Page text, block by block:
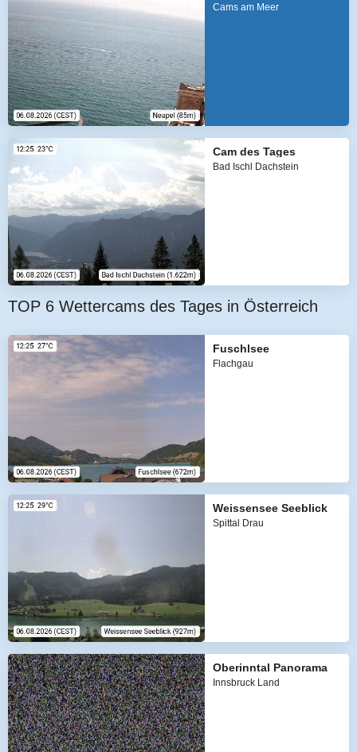
Cams am Meer
Cam des Tages
Bad Ischl Dachstein
TOP 6 Wettercams des Tages in Österreich
Fuschlsee
Flachgau
Weissensee Seeblick
Spittal Drau
Oberinntal Panorama
Innsbruck Land